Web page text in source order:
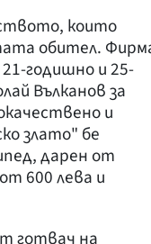
които
обител.
годишно и 25-
Вълканов за
и
злато" бе
дарен от
600 лева и
готвач на